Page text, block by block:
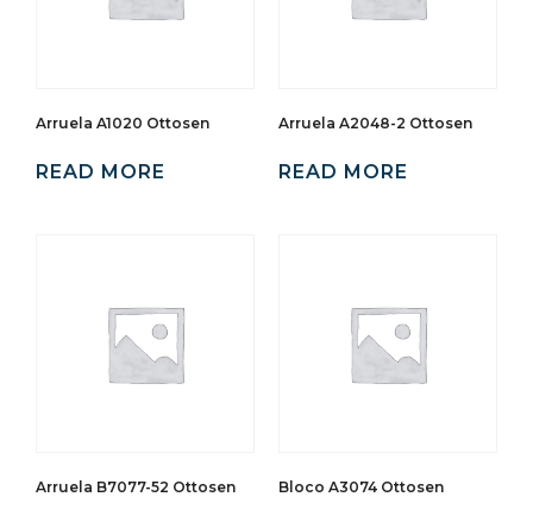
Arruela A1020 Ottosen
READ MORE
Arruela A2048-2 Ottosen
READ MORE
Arruela B7077-52 Ottosen Bloco A3074 Ottosen